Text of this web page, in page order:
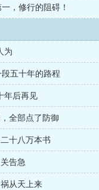
，修行的阻碍！
为
五十年的路程
年后再见
全部点了防御
十八万本书
告急
从天上来